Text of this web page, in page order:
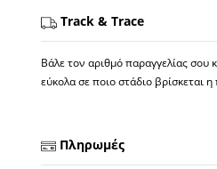
Track & Trace
Βάλε τον αριθμό παραγγελίας σου
εύκολα σε ποιο στάδιο βρίσκεται
Πληρωμές